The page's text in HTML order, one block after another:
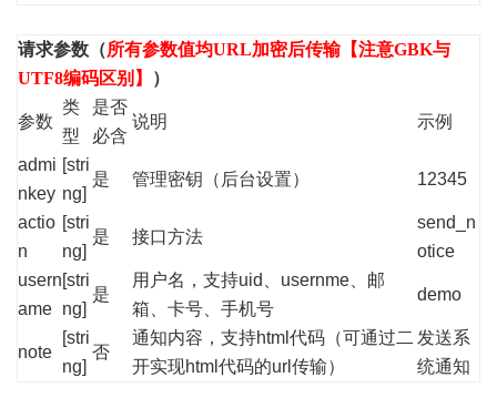
请求参数（所有参数值均URL加密后传输【注意GBK与
UTF8编码区别】
）
参数
类
型
是否
必含
说明 示例
admi
nkey
[stri
ng]
是 管理密钥（后台设置） 12345
actio
n
[stri
ng]
是 接口方法
send_n
otice
usern
ame
[stri
ng]
是
用户名，支持uid、usernme、邮
箱、卡号、手机号
demo
note
[stri
ng]
否
通知内容，支持html代码（可通过二
开实现html代码的url传输）
发送系
统通知